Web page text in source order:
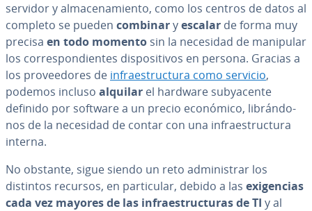
servidor y al­ma­ce­na­mie­n­to, como los centros de datos al
completo se pueden combinaryescalar de forma muy
precisa en todo momento sin la necesidad de manipular
los co­rre­s­po­n­die­n­tes di­s­po­si­ti­vos en persona. Gracias a
los pro­vee­do­res de in­frae­s­tru­c­tu­ra como servicio,
podemos incluso alquilar el hardware su­b­ya­ce­n­te
definido por software a un precio económico, li­brá­n­do­
nos de la necesidad de contar con una in­frae­s­tru­c­tu­ra
interna.
No obstante, sigue siendo un reto ad­mi­ni­s­trar los
distintos recursos, en pa­r­ti­cu­lar, debido a las exi­ge­n­cias
cada vez mayores de las in­frae­s­tru­c­tu­ras de TI y al